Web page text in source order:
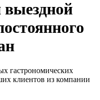
выездной
гастрономических
клиентов из компании